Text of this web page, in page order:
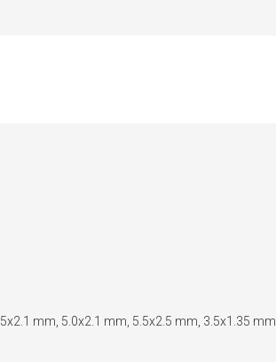
mm, 5.0x2.1 mm, 5.5x2.5 mm, 3.5x1.35 mm,